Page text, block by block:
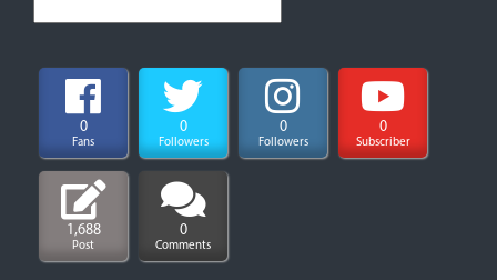
0
Fans
0
Followers
0
Followers
0
Subscriber
1,688
Post
0
Comments